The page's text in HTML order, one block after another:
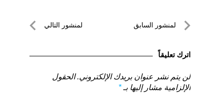
تصفّحلمنشور السابق
السابق
لمنشور التالي
اترك تعليقاً
لن يتم نشر عنوان بريدك الإلكتروني. الحقول
الإلزامية مشار إليها بـ*